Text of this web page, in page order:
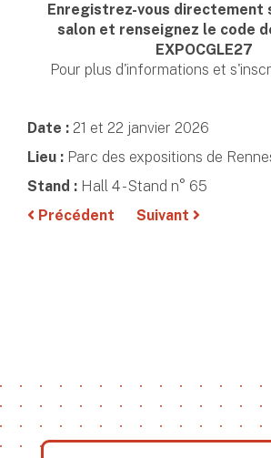
Enregistrez-vous directement
salon et renseignez le code
EXPOCGLE27
Pour plus d'informations et
Date : 21 et 22 janvier 2026
Lieu : Parc des expositions de
Stand : Hall 4 - Stand n° 65
Précédent
Suivant